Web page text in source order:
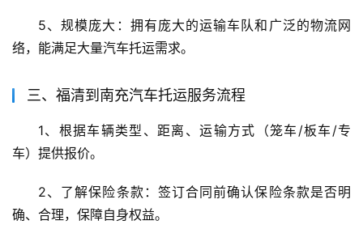
5、规模庞大：拥有庞大的运输车队和广泛的物流网
络，能满足大量汽车托运需求。
三、福清到南充汽车托运服务流程
1、根据车辆类型、距离、运输方式（笼车/板车/专
车）提供报价。
2、了解保险条款：签订合同前确认保险条款是否明
确、合理，保障自身权益。